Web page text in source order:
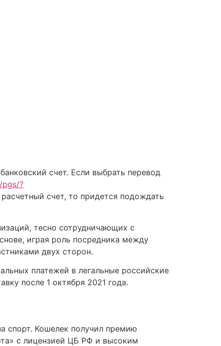
счет. Если выбрать перевод
pgs/?
счет, то придется подождать
тесно сотрудничающих с
играя роль посредника между
двух сторон.
платежей в легальные российские
после 1 октября 2021 года.
спорт. Кошелек получил премию
с лицензией ЦБ РФ и высоким